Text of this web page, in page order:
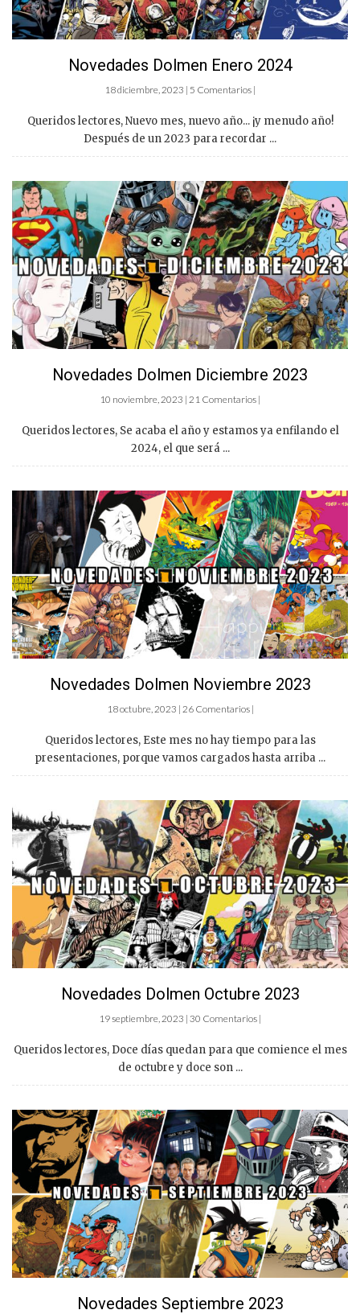
Novedades Dolmen Enero 2024
18 diciembre, 2023 | 5 Comentarios |
Queridos lectores, Nuevo mes, nuevo año... ¡y menudo año!
Después de un 2023 para recordar ...
Novedades Dolmen Diciembre 2023
10 noviembre, 2023 | 21 Comentarios |
Queridos lectores, Se acaba el año y estamos ya enfilando el
2024, el que será ...
Novedades Dolmen Noviembre 2023
18 octubre, 2023 | 26 Comentarios |
Queridos lectores, Este mes no hay tiempo para las
presentaciones, porque vamos cargados hasta arriba ...
Novedades Dolmen Octubre 2023
19 septiembre, 2023 | 30 Comentarios |
Queridos lectores, Doce días quedan para que comience el mes
de octubre y doce son ...
Novedades Septiembre 2023